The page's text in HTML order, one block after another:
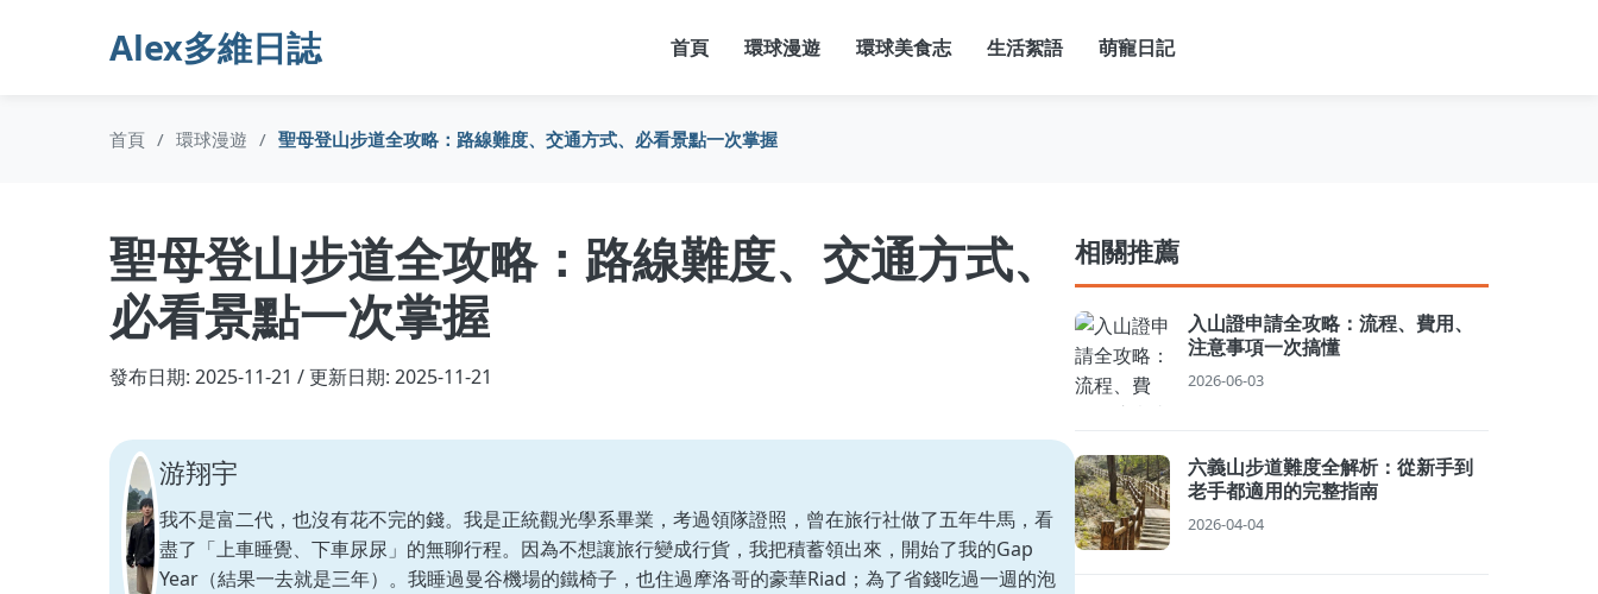
Alex多維日誌 首頁 環球漫遊 環球美食志 生活絮語 萌寵日記
首頁 / 環球漫遊 / 聖母登山步道全攻略：路線難度、交通方式、必看景點一次掌握
聖母登山步道全攻略：路線難度、交通方式、
必看景點一次掌握
發布日期: 2025-11-21 / 更新日期: 2025-11-21
游翔宇
我不是富二代，也沒有花不完的錢。我是正統觀光學系畢業，考過領隊證照，曾在旅行社做了五年牛馬，看
盡了「上車睡覺、下車尿尿」的無聊行程。因為不想讓旅行變成行貨，我把積蓄領出來，開始了我的Gap
Year（結果一去就是三年）。我睡過曼谷機場的鐵椅子，也住過摩洛哥的豪華Riad；為了省錢吃過一週的泡
相關推薦
入山證申請全攻略：流程、費用、
注意事項一次搞懂
2026-06-03
六義山步道難度全解析：從新手到
老手都適用的完整指南
2026-04-04